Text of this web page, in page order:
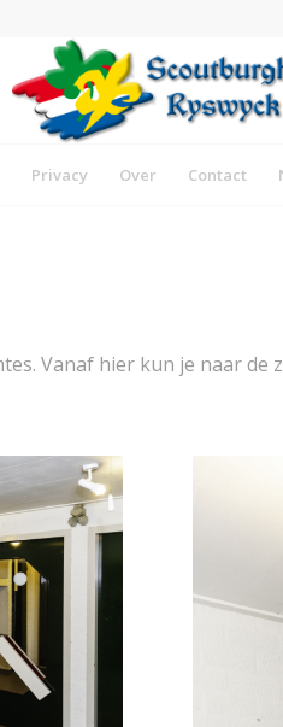
Privacy Over Contact
Vanaf hier kun je naar de